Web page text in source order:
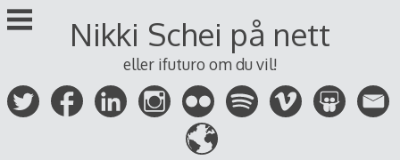
Skip
to
Nikki Schei på nett
eller ifuturo om du vil!